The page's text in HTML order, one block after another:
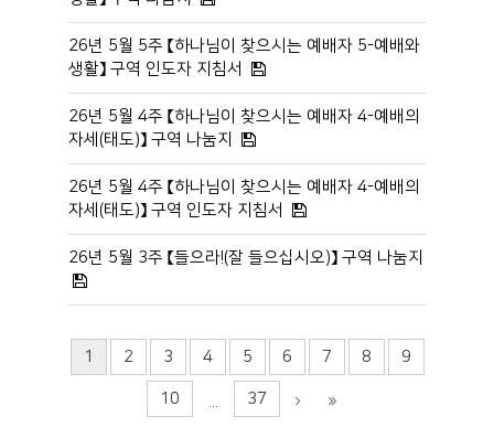
26년 5월 5주 【하나님이 찾으시는 예배자 5-예배와
생활】 구역 인도자 지침서
26년 5월 4주 【하나님이 찾으시는 예배자 4-예배의
자세(태도)】 구역 나눔지
26년 5월 4주 【하나님이 찾으시는 예배자 4-예배의
자세(태도)】 구역 인도자 지침서
26년 5월 3주 【들으라!(잘 들으십시오)】 구역 나눔지
1 2 3 4 5 6 7 8 9
10 37